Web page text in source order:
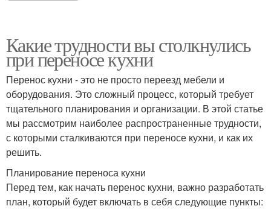
Какие трудности вы столкнулись
при переносе кухни
Перенос кухни - это не просто переезд мебели и
оборудования. Это сложный процесс, который требует
тщательного планирования и организации. В этой статье
мы рассмотрим наиболее распространенные трудности,
с которыми сталкиваются при переносе кухни, и как их
решить.
Планирование переноса кухни
Перед тем, как начать перенос кухни, важно разработать
план, который будет включать в себя следующие пункты: